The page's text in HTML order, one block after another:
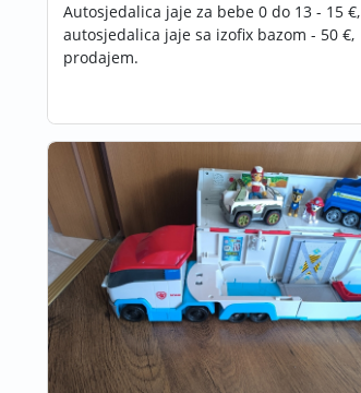
Autosjedalica jaje za bebe 0 do 13 - 15 €,
autosjedalica jaje sa izofix bazom - 50 €,
prodajem.